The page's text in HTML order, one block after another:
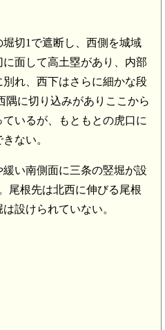
切1で遮断し、西側を城域
面して高土塁があり、内部
れ、西下はさらに細かな段
隅に切り込みがありここから
いるが、もともとの虎口に
ない。
い南側面に三条の竪堀が設
尾根先は北西に伸びる尾根
設けられていない。